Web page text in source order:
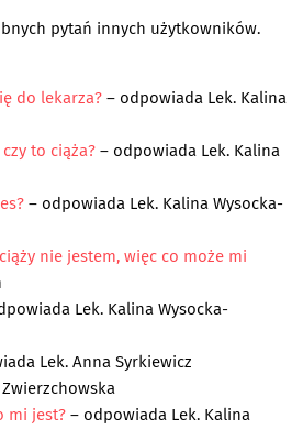
pytań innych użytkowników.
do lekarza?– odpowiada Lek. Kalina
to ciąża?– odpowiada Lek. Kalina
– odpowiada Lek. Kalina Wysocka-
nie jestem, więc co może mi
Lek. Kalina Wysocka-
Lek. Anna Syrkiewicz
mi jest?– odpowiada Lek. Kalina